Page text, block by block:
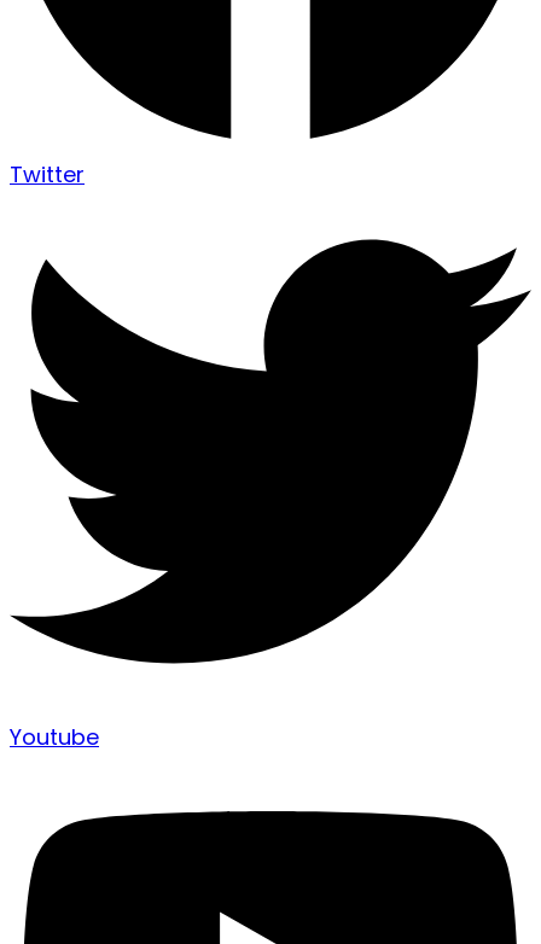
Twitter
Youtube